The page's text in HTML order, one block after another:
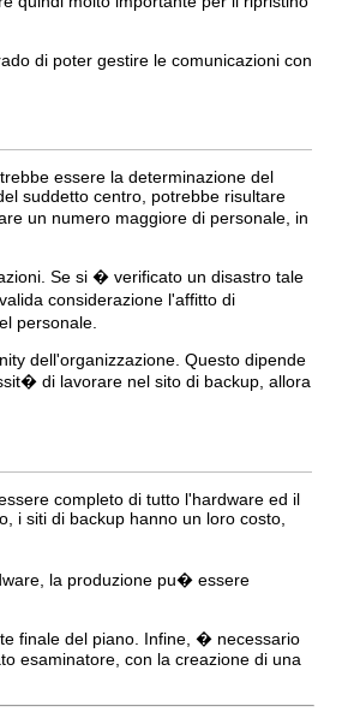
di poter gestire le comunicazioni con
essere la determinazione del
suddetto centro, potrebbe risultare
un numero maggiore di personale, in
Se si � verificato un disastro tale
considerazione l'affitto di
personale.
dell'organizzazione. Questo dipende
di lavorare nel sito di backup, allora
completo di tutto l'hardware ed il
i siti di backup hanno un loro costo,
la produzione pu� essere
finale del piano. Infine, � necessario
esaminatore, con la creazione di una